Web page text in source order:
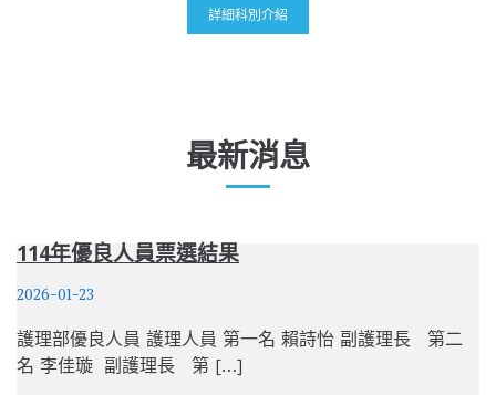
詳細科別介紹
最新消息
114年優良人員票選結果
2026-01-23
護理部優良人員 護理人員 第一名 賴詩怡 副護理長 第二
名 李佳璇 副護理長 第 […]